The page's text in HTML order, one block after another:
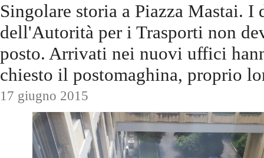
Singolare storia a Piazza Mastai. I
dell'Autorità per i Trasporti non
posto. Arrivati nei nuovi uffici
chiesto il postomaghina, proprio
17 giugno 2015